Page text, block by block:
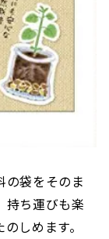
の袋をそのま
持ち運びも楽
しめます。